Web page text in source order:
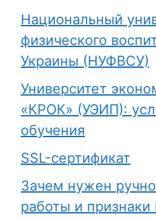
Национальный
физического
Украины (НУФВСУ)
Университет
«КРОК» (УЭИП):
обучения
SSL-сертификат
Зачем нужен
работы и признаки